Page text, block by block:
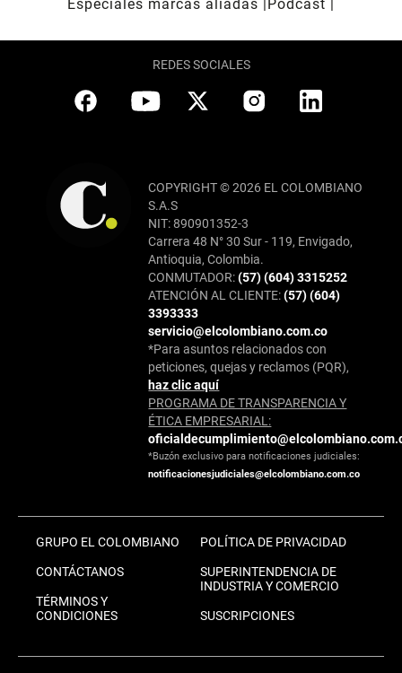
Especiales marcas aliadas
Pódcast
REDES SOCIALES
COPYRIGHT © 2026 EL COLOMBIANO
S.A.S
NIT: 890901352-3
Carrera 48 N° 30 Sur - 119, Envigado,
Antioquia, Colombia.
CONMUTADOR:(57) (604) 3315252
ATENCIÓN AL CLIENTE:(57) (604)
3393333
servicio@elcolombiano.com.co
*Para asuntos relacionados con
peticiones, quejas y reclamos (PQR),
haz clic aquí
PROGRAMA DE TRANSPARENCIA Y
ÉTICA EMPRESARIAL:
*Buzón exclusivo para notificaciones judiciales:
notificacionesjudiciales@elcolombiano.com.co
GRUPO EL COLOMBIANO
CONTÁCTANOS
TÉRMINOS Y
CONDICIONES
POLÍTICA DE PRIVACIDAD
SUPERINTENDENCIA DE
INDUSTRIA Y COMERCIO
SUSCRIPCIONES